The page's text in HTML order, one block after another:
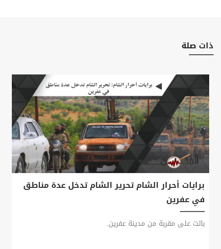
ذات صلة
برايات أحرار الشام تحرير الشام تدخل عدة مناطق
في عفرين
باتت على مقربة من مدينة عفرين.